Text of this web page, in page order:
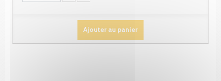
Ajouter au panier